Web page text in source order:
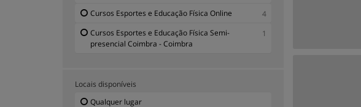
Cursos Esportes e Educação Física Online
4
Cursos Esportes e Educação Física Semi-
presencial Coimbra - Coimbra
1
Locais disponíveis
Qualquer lugar